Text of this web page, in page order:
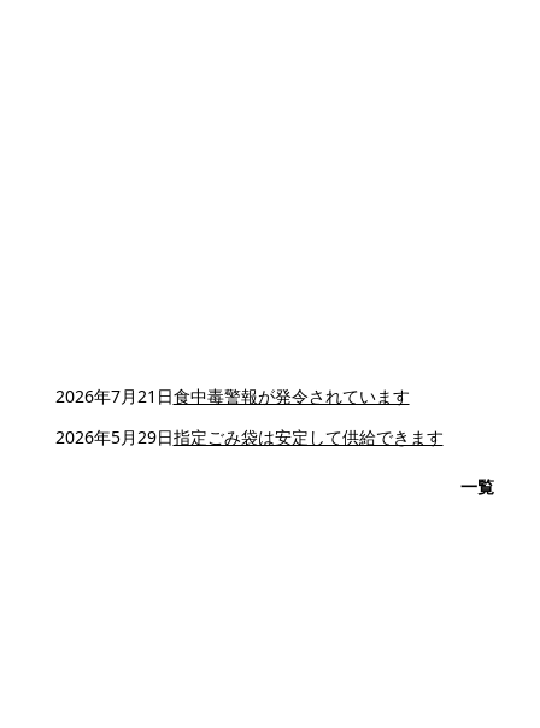
2026年7月21日食中毒警報が発令されています
2026年5月29日指定ごみ袋は安定して供給できます
一覧